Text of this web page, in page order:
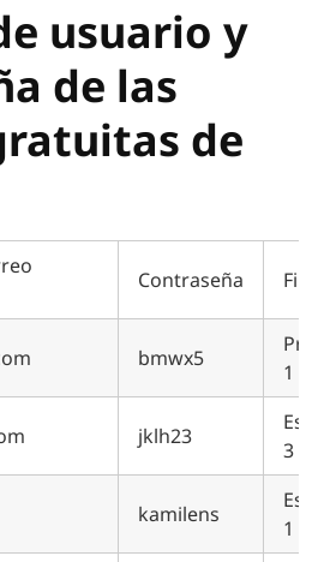
usuario y
de las
de
Contraseña
bmwx5
1
jklh23
3
kamilens
1